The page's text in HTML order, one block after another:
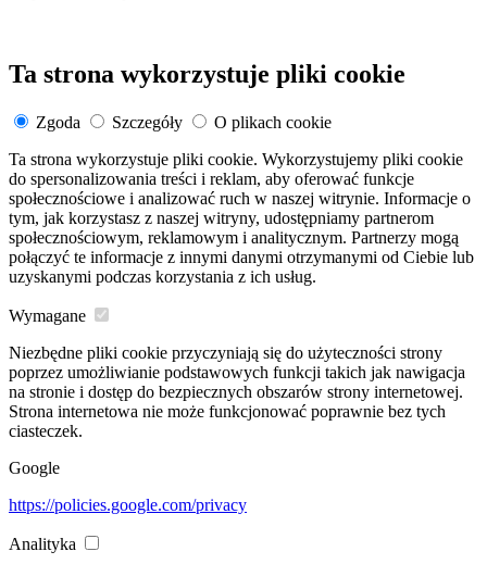
Ta strona wykorzystuje pliki cookie
Zgoda Szczegóły
O plikach cookie
Ta strona wykorzystuje pliki cookie. Wykorzystujemy pliki cookie
do spersonalizowania treści i reklam, aby oferować funkcje
społecznościowe i analizować ruch w naszej witrynie. Informacje o
tym, jak korzystasz z naszej witryny, udostępniamy partnerom
społecznościowym, reklamowym i analitycznym. Partnerzy mogą
połączyć te informacje z innymi danymi otrzymanymi od Ciebie lub
uzyskanymi podczas korzystania z ich usług.
Wymagane
Niezbędne pliki cookie przyczyniają się do użyteczności strony
poprzez umożliwianie podstawowych funkcji takich jak nawigacja
na stronie i dostęp do bezpiecznych obszarów strony internetowej.
Strona internetowa nie może funkcjonować poprawnie bez tych
ciasteczek.
Google
https://policies.google.com/privacy
Analityka